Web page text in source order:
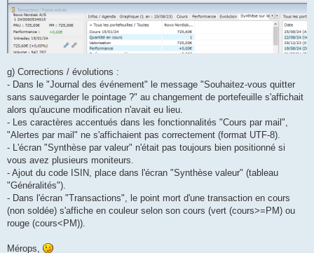
g) Corrections / évolutions :
- Dans le "Journal des événement" le message "Souhaitez-vous quitter
sans sauvegarder le pointage ?" au changement de portefeuille s'affichait
alors qu'aucune modification n'avait eu lieu.
- Les caractères accentués dans les fonctionnalités "Cours par mail",
"Alertes par mail" ne s'affichaient pas correctement (format UTF-8).
- L'écran "Synthèse par valeur" n'était pas toujours bien positionné si
vous avez plusieurs moniteurs.
- Ajout du code ISIN, place dans l'écran "Synthèse valeur" (tableau
"Généralités").
- Dans l'écran "Transactions", le point mort d'une transaction en cours
(non soldée) s'affiche en couleur selon son cours (vert (cours>=PM) ou
rouge (cours<PM)).
Mérops,